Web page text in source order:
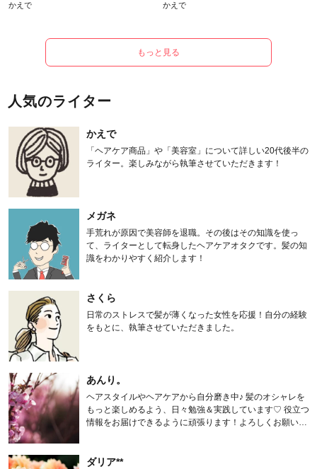
かえで かえで
もっと見る
人気のライター
かえで
「ヘアケア商品」や「美容室」について詳しい20代後半の
ライター。楽しみながら執筆させていただきます！
メガネ
手荒れが原因で美容師を退職。その後はその知識を使っ
て、ライターとして転身したヘアケアオタクです。髪の知
識をわかりやすく紹介します！
さくら
日常のストレスで髪が薄くなった女性を応援！自分の経験
をもとに、執筆させていただきました。
あんり。
ヘアスタイルやヘアケアから自分磨き中♪ 髪のオシャレを
もっと楽しめるよう、日々勉強＆実践しています♡ 役立つ
情報をお届けできるように頑張ります！よろしくお願いし
ダリア**